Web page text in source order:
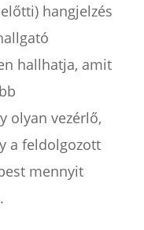
hangjelzés
hallhatja, amit
olyan vezérlő,
a feldolgozott
mennyit